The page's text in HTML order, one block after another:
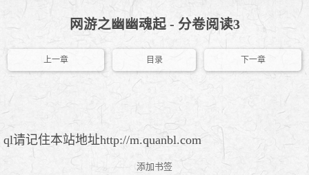
网游之幽幽魂起 - 分卷阅读3
上一章 目录 下一章
ql请记住本站地址http://m.quanbl.com
添加书签